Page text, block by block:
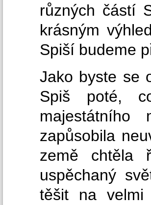
různých částí
krásným
Spiší budeme
Jako byste se
Spiš poté,
zapůsobila
země chtěla
uspěchaný
těšit na velmi